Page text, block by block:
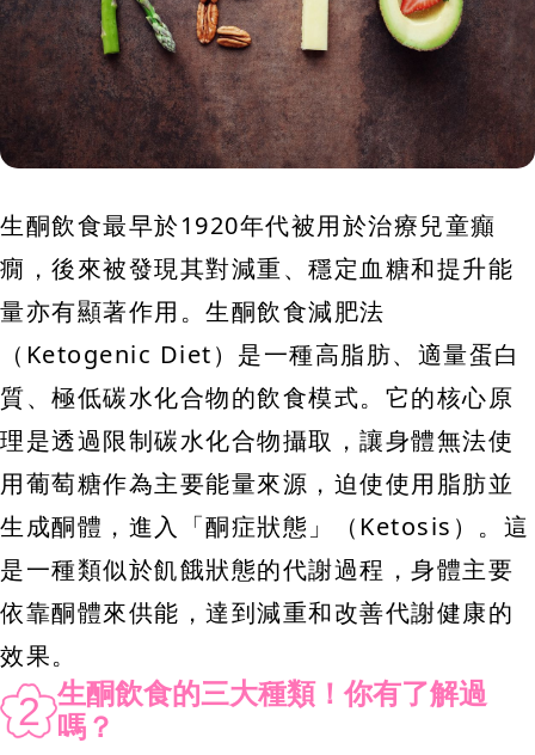
生酮飲食最早於1920年代被用於治療兒童癲
癇，後來被發現其對減重、穩定血糖和提升能
量亦有顯著作用。生酮飲食減肥法
（Ketogenic Diet）是一種高脂肪、適量蛋白
質、極低碳水化合物的飲食模式。它的核心原
理是透過限制碳水化合物攝取，讓身體無法使
用葡萄糖作為主要能量來源，迫使使用脂肪並
生成酮體，進入「酮症狀態」（Ketosis）。這
是一種類似於飢餓狀態的代謝過程，身體主要
依靠酮體來供能，達到減重和改善代謝健康的
效果。
2 生酮飲食的三大種類！你有了解過
嗎？